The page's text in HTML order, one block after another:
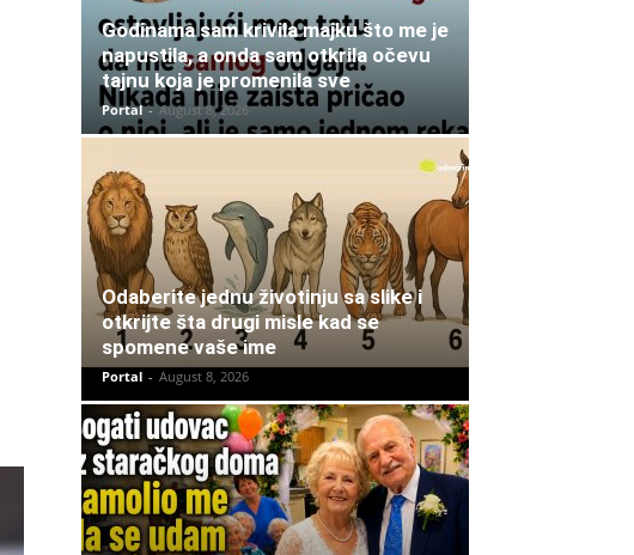
Godinama sam krivila majku što me je
napustila, a onda sam otkrila očevu
tajnu koja je promenila sve
Portal - August 8, 2026
Odaberite jednu životinju sa slike i
otkrijte šta drugi misle kad se
spomene vaše ime
Portal - August 8, 2026